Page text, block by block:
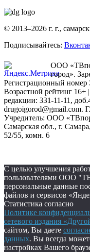
© 2013–2026 г. г.,
Подписывайтесь:
ООО
город».
Регистрационный
Возрастной рейтинг 16+
редакции: 331-11-11,
drugoigorod@gmail.com.
Учредитель: ООО
Самарская обл., г.
52/55, комн. 6
С целью улучшения
пользователями ООО
персональные данные
файлов и сервисов
Статистика согласно
Политике
сетевого издания
сайтом, Вы даете
данных. Вы всегда
настройках Вашего